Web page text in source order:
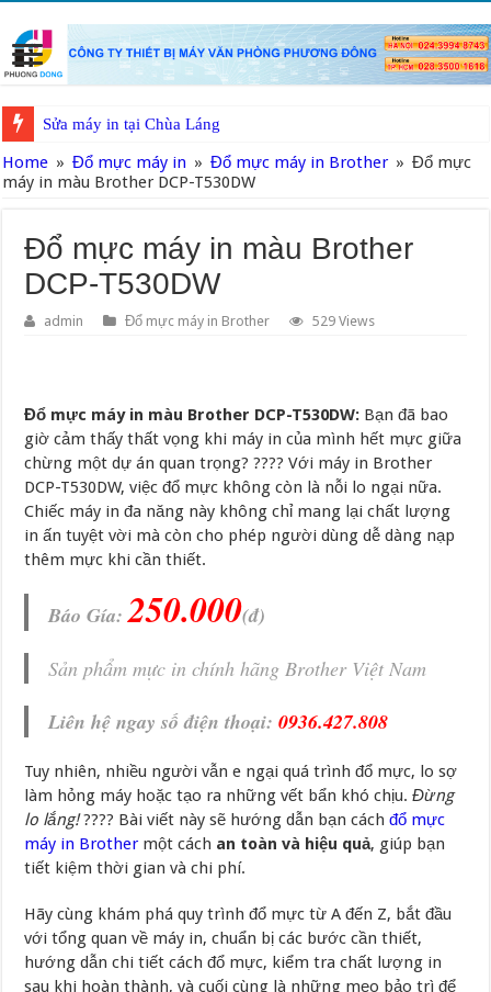
Sửa máy in tại Chùa Láng
Home » Đổ mực máy in » Đổ mực máy in Brother » Đổ mực
máy in màu Brother DCP-T530DW
Đổ mực máy in màu Brother
DCP-T530DW
admin Đổ mực máy in Brother 529 Views
Đổ mực máy in màu Brother DCP-T530DW: Bạn đã bao
giờ cảm thấy thất vọng khi máy in của mình hết mực giữa
chừng một dự án quan trọng? ???? Với máy in Brother
DCP-T530DW, việc đổ mực không còn là nỗi lo ngại nữa.
Chiếc máy in đa năng này không chỉ mang lại chất lượng
in ấn tuyệt vời mà còn cho phép người dùng dễ dàng nạp
thêm mực khi cần thiết.
Báo Gía:250.000(đ)
Sản phẩm mực in chính hãng Brother Việt Nam
Liên hệ ngay số điện thoại:0936.427.808
Tuy nhiên, nhiều người vẫn e ngại quá trình đổ mực, lo sợ
làm hỏng máy hoặc tạo ra những vết bẩn khó chịu.Đừng
lo lắng!???? Bài viết này sẽ hướng dẫn bạn cáchđổ mực
máy in Brothermột cách an toàn và hiệu quả, giúp bạn
tiết kiệm thời gian và chi phí.
Hãy cùng khám phá quy trình đổ mực từ A đến Z, bắt đầu
với tổng quan về máy in, chuẩn bị các bước cần thiết,
hướng dẫn chi tiết cách đổ mực, kiểm tra chất lượng in
sau khi hoàn thành, và cuối cùng là những mẹo bảo trì để